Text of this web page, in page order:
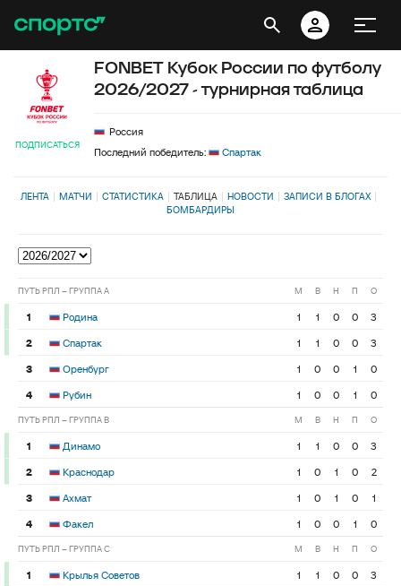
ПОДПИСАТЬСЯ
FONBET Кубок России по футболу
2026/2027 - турнирная таблица
Россия
Последний победитель:
Спартак
ЛЕНТА МАТЧИ СТАТИСТИКА ТАБЛИЦА НОВОСТИ
ЗАПИСИ В БЛОГАХ
БОМБАРДИРЫ
ПУТЬ РПЛ – ГРУППА A М В Н П О
1 Родина 1 1 0 0
3
2
Спартак 1 1 0 0
3
3
Оренбург 1 0 0 1
0
4
Рубин 1 0 0 1 0
ПУТЬ РПЛ – ГРУППА B М В Н П О
1 Динамо 1 1 0 0
3
2
Краснодар 1 0 1 0
2
3
Ахмат 1 0 1 0
1
4
Факел 1 0 0 1 0
ПУТЬ РПЛ – ГРУППА C М В Н П О
1 Крылья Советов 1 1 0 0
3